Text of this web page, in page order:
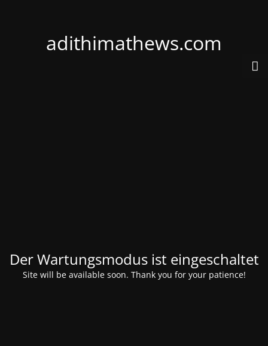
adithimathews.com
Der Wartungsmodus ist eingeschaltet
Site will be available soon. Thank you for your patience!